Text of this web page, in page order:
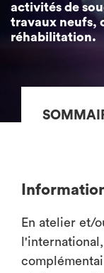
activités de
travaux neufs,
réhabilitation.
En atelier et/